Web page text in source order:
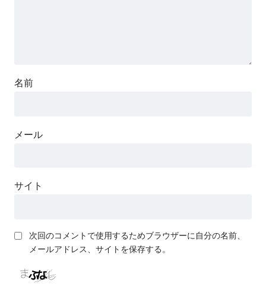
名前
メール
サイト
次回のコメントで使用するためブラウザーに自分の名前、
メールアドレス、サイトを保存する。